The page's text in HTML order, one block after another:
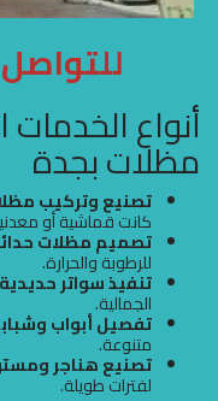
للتواصل بنا
أنواع الخدمات
مظلات بجدة
تصنيع وتركيب
كانت قماشية أو معدنية.
تصميم مظلات حدائق
للرطوبة والحرارة.
تنفيذ سواتر حديدية
الجمالية.
تفصيل أبواب
متنوعة.
تصنيع هناجر
لفترات طويلة.